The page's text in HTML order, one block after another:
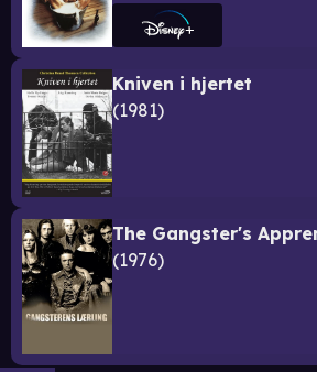
Kniven i hjertet
1981
The Gangster's
1976